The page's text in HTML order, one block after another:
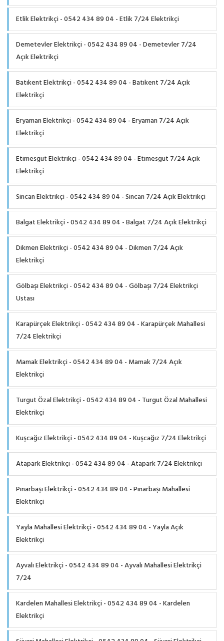
Etlik Elektrikçi - 0542 434 89 04 - Etlik 7/24 Elektrikçi
Demetevler Elektrikçi - 0542 434 89 04 - Demetevler 7/24
Açık Elektrikçi
Batıkent Elektrikçi - 0542 434 89 04 - Batıkent 7/24 Açık
Elektrikçi
Eryaman Elektrikçi - 0542 434 89 04 - Eryaman 7/24 Açık
Elektrikçi
Etimesgut Elektrikçi - 0542 434 89 04 - Etimesgut 7/24 Açık
Elektrikçi
Sincan Elektrikçi - 0542 434 89 04 - Sincan 7/24 Açık Elektrikçi
Balgat Elektrikçi - 0542 434 89 04 - Balgat 7/24 Açık Elektrikçi
Dikmen Elektrikçi - 0542 434 89 04 - Dikmen 7/24 Açık
Elektrikçi
Gölbaşı Elektrikçi - 0542 434 89 04 - Gölbaşı 7/24 Elektrikçi
Ustası
Karapürçek Elektrikçi - 0542 434 89 04 - Karapürçek Mahallesi
7/24 Elektrikçi
Mamak Elektrikçi - 0542 434 89 04 - Mamak 7/24 Açık
Elektrikçi
Turgut Özal Elektrikçi - 0542 434 89 04 - Turgut Özal Mahallesi
Elektrikçi
Kuşcağız Elektrikçi - 0542 434 89 04 - Kuşcağız 7/24 Elektrikçi
Atapark Elektrikçi - 0542 434 89 04 - Atapark 7/24 Elektrikçi
Pınarbaşı Elektrikçi - 0542 434 89 04 - Pınarbaşı Mahallesi
Elektrikçi
Yayla Mahallesi Elektrikçi - 0542 434 89 04 - Yayla Açık
Elektrikçi
Ayvalı Elektrikçi - 0542 434 89 04 - Ayvalı Mahallesi Elektrikçi
7/24
Kardelen Mahallesi Elektrikçi - 0542 434 89 04 - Kardelen
Elektrikçi